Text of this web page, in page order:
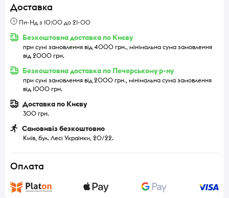
Доставка
Пн-Нд з 10:00 до 21-00
Безкоштовна доставка по Києву
при сумі замовлення від 4000 грн., мінімальна сума замовлення
від 2000 грн.
Безкоштовна доставка по Печерському р-ну
при сумі замовлення від 2000 грн., мінімальна сума замовлення
від 1000 грн.
Доставка по Києву
300 грн.
Самовивіз безкоштовно
Київ, бул. Лесі Українки, 20/22.
Оплата